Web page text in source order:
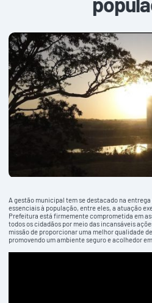
A gestão municipal tem se destacado na
essenciais à população, entre eles, a atuação
Prefeitura está firmemente comprometida em
todos os cidadãos por meio das incansáveis
missão de proporcionar uma melhor qualidade
promovendo um ambiente seguro e acolhedor